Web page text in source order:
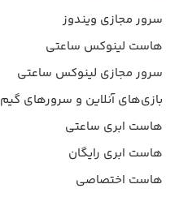
سرور مجازی ویندوز
هاست لینوکس ساعتی
سرور مجازی لینوکس ساعتی
بازی‌های آنلاین و سرورهای گیم
هاست ابری ساعتی
هاست ابری رایگان
هاست اختصاصی